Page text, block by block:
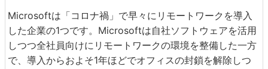
Microsoftは「コロナ禍」で早々にリモートワークを導入
した企業の1つです。Microsoftは自社ソフトウェアを活用
しつつ全社員向けにリモートワークの環境を整備した一方
で、導入からおよそ1年ほどでオフィスの封鎖を解除しつ